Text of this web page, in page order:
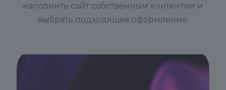
наполнить сайт собственным контентом и
выбрать подходящее оформление.